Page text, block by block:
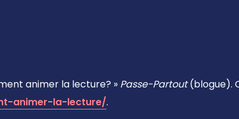
animer la lecture? » Passe-Partout(blogue).
animer-la-lecture/.